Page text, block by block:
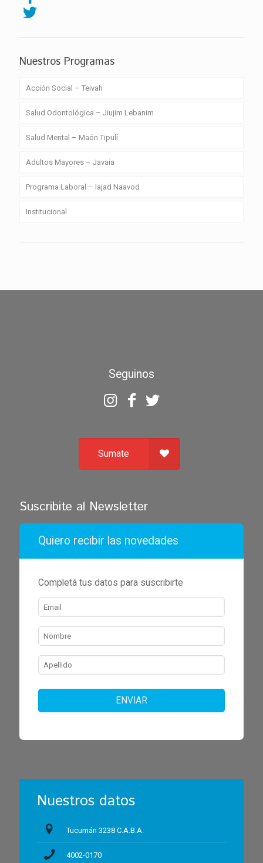
Nuestros Programas
Acción Social – Teivah
Salud Odontológica – Jiujim Lebanim
Salud Mental – Maón Tipulí
Adultos Mayores – Javaia
Programa Laboral – Iajad Naavod
Institucional
Seguinos
Sumate
Suscribite al Newsletter
Quiero recibir las novedades
Completá tus datos para suscribirte
ENVIAR
Nuestros datos
Tucumán 3238 C.A.B.A.
4002-0170